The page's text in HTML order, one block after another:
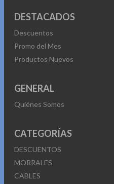
DESTACADOS
Descuentos
Promo del Mes
Productos Nuevos
GENERAL
Quiénes Somos
CATEGORÍAS
DESCUENTOS
MORRALES
CABLES